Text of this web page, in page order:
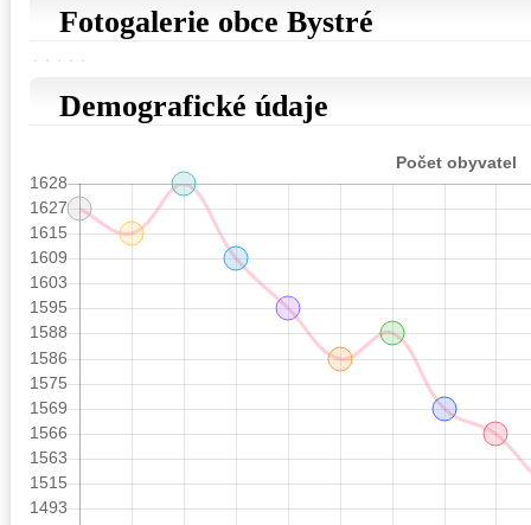
Fotogalerie obce Bystré
Demografické údaje